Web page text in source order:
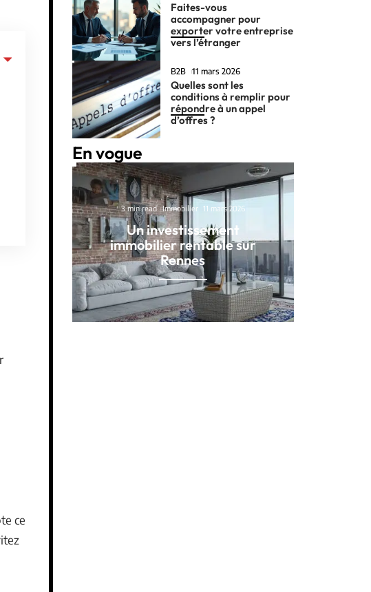
ce
Faites-vous
accompagner pour
exporter votre entreprise
vers l’étranger
B2B 11 mars 2026
Quelles sont les
conditions à remplir pour
répondre à un appel
d’offres ?
En vogue
3 min read Immobilier 11 mars 2026
Un investissement
immobilier rentable sur
Rennes